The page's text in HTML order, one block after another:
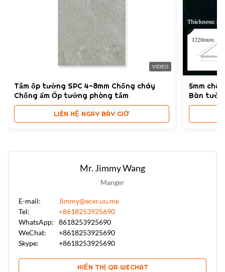
Ghép nối chặt chẽ /nối hồ sơ kim loại
Tấm ốp tường PVC 8mm không đường nối
Tấm ốp tường PVC 8mm chống cháy
VIDEO
Tấm ốp tường SPC 4-8mm Chống cháy
Chống ẩm Ốp tường phòng tắm
LIÊN HỆ NGAY BÂY GIỜ
5mm
Bàn
Mr. Jimmy Wang
Manger
E-mail:
Jimmy@ecer.uu.me
Tel:
+8618253925690
WhatsApp:
8618253925690
WeChat:
+8618253925690
Skype:
+8618253925690
HIỂN THỊ QR WECHAT